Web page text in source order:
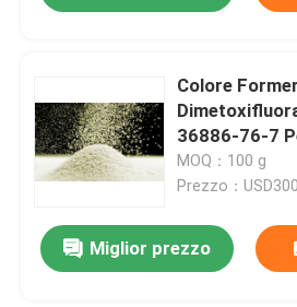
Colore
36886-76-7
sensibile alla
MOQ：100 g
Prezzo：
Miglior prezzo